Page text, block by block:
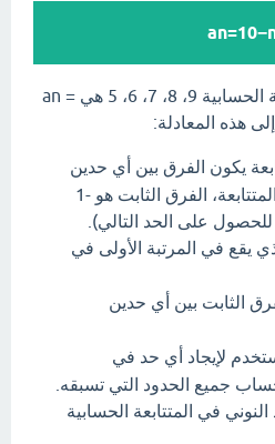
معادلة الحد النوني للمتتابعة الحسابية 9، 8، 7، 6، 5 هي an =
يكون الفرق بين أي حدين
متتاليين فيها ثابتاً. في هذه المتتابعة، الفرق الثابت هو -1
يقع في المرتبة الأولى في
الثابت بين أي حدين
لإيجاد أي حد في
جميع الحدود التي تسبقه.
في المتتابعة الحسابية